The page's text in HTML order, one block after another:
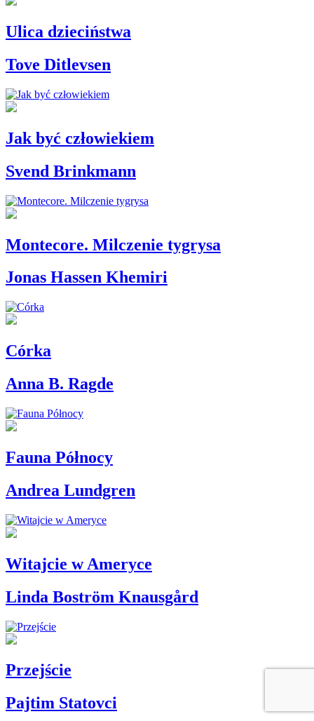
Ulica dzieciństwa
Tove Ditlevsen
Jak być człowiekiem
Svend Brinkmann
Montecore. Milczenie tygrysa
Jonas Hassen Khemiri
Córka
Anna B. Ragde
Fauna Północy
Andrea Lundgren
Witajcie w Ameryce
Linda Boström Knausgård
Przejście
Pajtim Statovci